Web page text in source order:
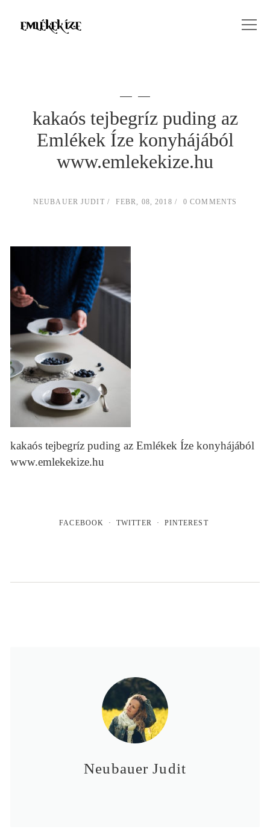
kakaós tejbegríz puding az
Emlékek Íze konyhájából
www.emlekekize.hu
NEUBAUER JUDIT FEBR, 08, 2018 0 COMMENTS
kakaós tejbegríz puding az Emlékek Íze konyhájából
www.emlekekize.hu
FACEBOOK TWITTER PINTEREST
Neubauer Judit